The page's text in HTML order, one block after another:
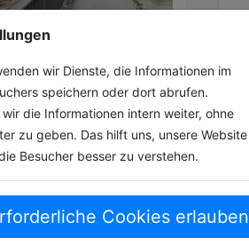
wir Dienste, die Informationen im
speichern oder dort abrufen.
die Informationen intern weiter, ohne
zu geben. Das hilft uns, unsere Website
Besucher besser zu verstehen.
Cookies erlauben